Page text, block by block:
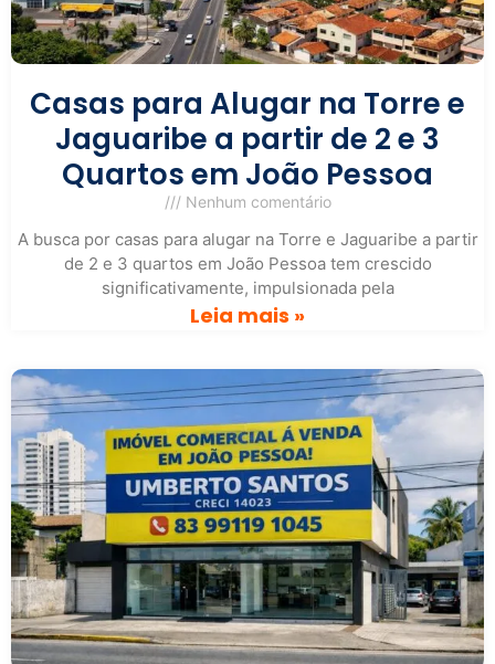
Casas para Alugar na Torre e
Jaguaribe a partir de 2 e 3
Quartos em João Pessoa
Nenhum comentário
A busca por casas para alugar na Torre e Jaguaribe a partir
de 2 e 3 quartos em João Pessoa tem crescido
significativamente, impulsionada pela
Leia mais »